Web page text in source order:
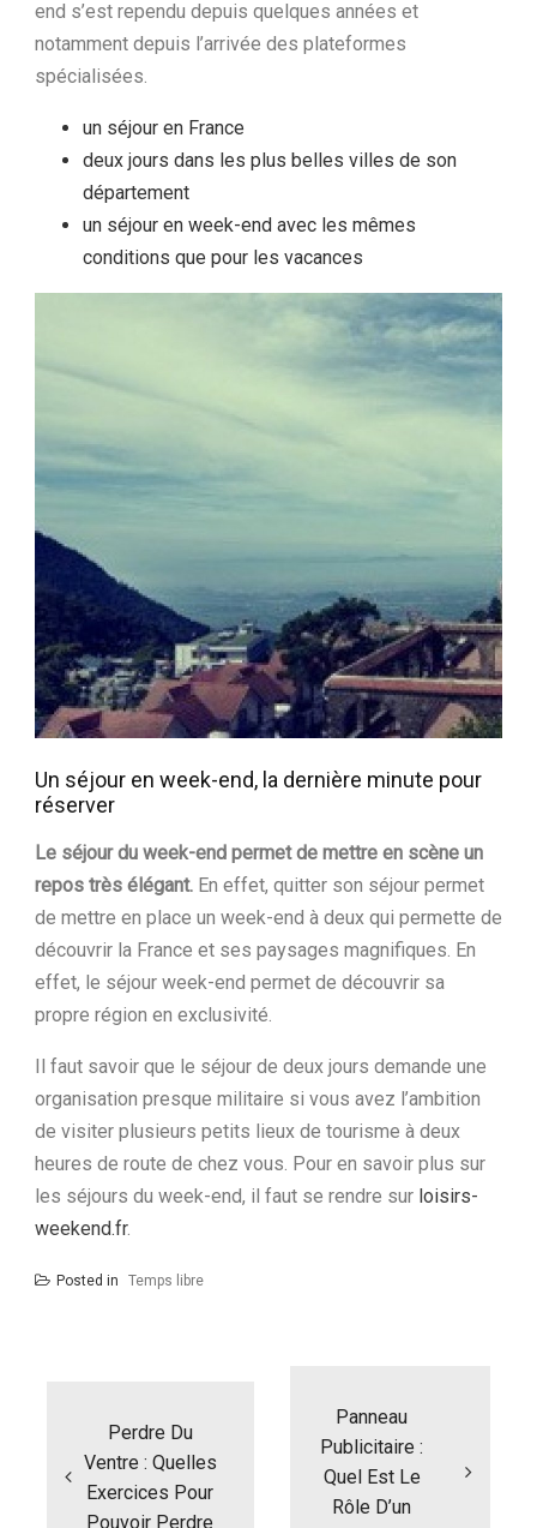
end s’est rependu depuis quelques années et
notamment depuis l’arrivée des plateformes
spécialisées.
un séjour en France
deux jours dans les plus belles villes de son
département
un séjour en week-end avec les mêmes
conditions que pour les vacances
Un séjour en week-end, la dernière minute pour
réserver
Le séjour du week-end permet de mettre en scène un
repos très élégant. En effet, quitter son séjour permet
de mettre en place un week-end à deux qui permette de
découvrir la France et ses paysages magnifiques. En
effet, le séjour week-end permet de découvrir sa
propre région en exclusivité.
Il faut savoir que le séjour de deux jours demande une
organisation presque militaire si vous avez l’ambition
de visiter plusieurs petits lieux de tourisme à deux
heures de route de chez vous. Pour en savoir plus sur
les séjours du week-end, il faut se rendre sur loisirs-
weekend.fr.
Posted in Temps libre
Perdre Du
Ventre : Quelles
Exercices Pour
Pouvoir Perdre
Panneau
Publicitaire :
Quel Est Le
Rôle D’un